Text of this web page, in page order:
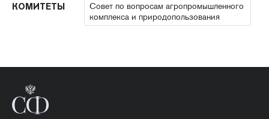
КОМИТЕТЫ
Совет по вопросам агропромышленного
комплекса и природопользования